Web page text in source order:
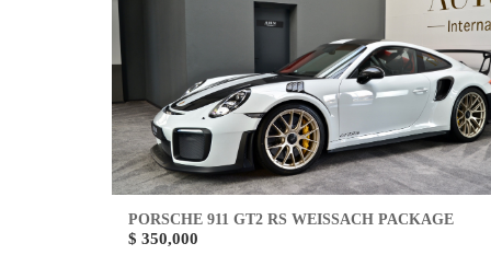
PORSCHE 911 GT2 RS WEISSACH PACKAGE
$ 350,000